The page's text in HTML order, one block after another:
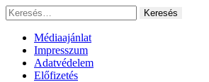
Ugrás
a
tartalomhoz
Keresés:
Médiaajánlat
Impresszum
Adatvédelem
Előfizetés